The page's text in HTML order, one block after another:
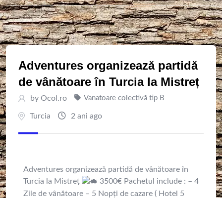
Adventures organizează partidă
de vânătoare în Turcia la Mistreț
by Ocol.ro Vanatoare colectivă tip B
Turcia 2 ani ago
Adventures organizează partidă de vânătoare în
Turcia la Mistreț
3500€ Pachetul include : – 4
Zile de vânătoare – 5 Nopți de cazare ( Hotel 5